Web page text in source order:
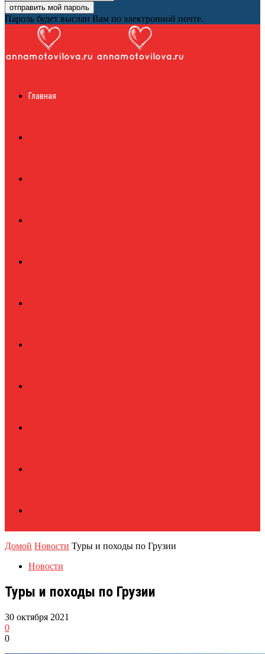
Пароль будет выслан Вам по электронной почте.
журналГлавная
Домой Новости Туры и походы по Грузии
Новости
Туры и походы по Грузии
30 октября 2021
0
0